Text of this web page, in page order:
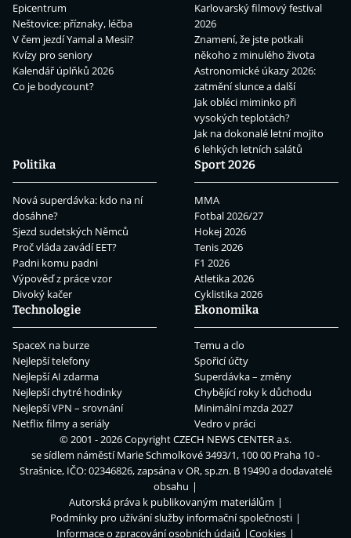
Epicentrum
Neštovice: příznaky, léčba
V čem jezdí Yamal a Mesii?
Kvízy pro seniory
Kalendář úplňků 2026
Co je bodycount?
Karlovarský filmový festival
2026
Znamení, že jste potkali
někoho z minulého života
Astronomické úkazy 2026:
zatmění slunce a další
Jak obléci miminko při
vysokých teplotách?
Jak na dokonalé letní mojito
6 lehkých letních salátů
Politika
Nová superdávka: kdo na ní
dosáhne?
Sjezd sudetských Němců
Proč vláda zavádí EET?
Padni komu padni
Výpověď z práce vzor
Divoký kačer
Sport 2026
MMA
Fotbal 2026/27
Hokej 2026
Tenis 2026
F1 2026
Atletika 2026
Cyklistika 2026
Technologie
SpaceX na burze
Nejlepší telefony
Nejlepší AI zdarma
Nejlepší chytré hodinky
Nejlepší VPN – srovnání
Netflix filmy a seriály
Ekonomika
Temu a clo
Spořicí účty
Superdávka – změny
Chybějící roky k důchodu
Minimální mzda 2027
Vedro v práci
© 2001 - 2026 CopyrightCZECH NEWS CENTER a.s.
se sídlem náměstí Marie Schmolkové 3493/1, 100 00 Praha 10 -
Strašnice, IČO: 02346826, zapsána v OR, sp.zn. B 19490 a dodavatelé
obsahu
Autorská práva k publikovaným materiálům
Podmínky pro užívání služby informační společnosti
Informace o zpracování osobních údajů
Cookies